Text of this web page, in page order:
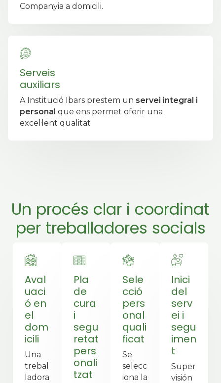
Companyia a domicili.
Serveis
auxiliars
A Institució Ibars prestem un servei integral i
personal que ens permet oferir una
excel·lent qualitat
Un procés clar i coordinat
per treballadores socials
Aval
uaci
ó en
el
dom
icili
Una
trebal
ladora
Pla
de
cura
i
segu
retat
pers
onali
tzat
Sele
cció
pers
onal
quali
ficat
Se
selecc
iona la
Inici
del
serv
ei i
segu
imen
t
Super
visión